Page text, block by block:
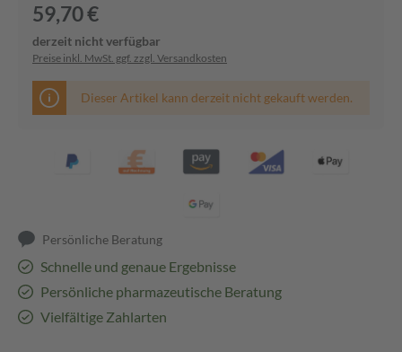
59,70 €
derzeit nicht verfügbar
Preise inkl. MwSt. ggf. zzgl. Versandkosten
Dieser Artikel kann derzeit nicht gekauft werden.
Persönliche Beratung
Schnelle und genaue Ergebnisse
Persönliche pharmazeutische Beratung
Vielfältige Zahlarten